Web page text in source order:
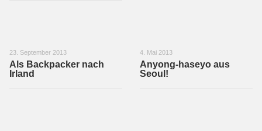
23. September 2013
Als Backpacker nach
Irland
4. Mai 2013
Anyong-haseyo aus
Seoul!